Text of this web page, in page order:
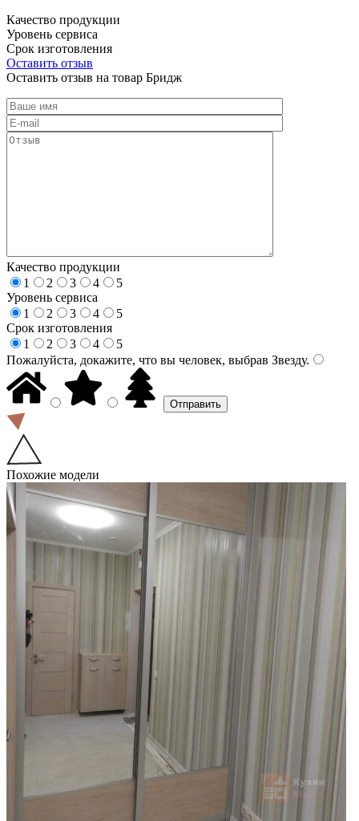
Качество продукции
Уровень сервиса
Срок изготовления
Оставить отзыв
Оставить отзыв на товар Бридж
Качество продукции
1
2 3 4
5
Уровень сервиса
1
2 3 4
5
Срок изготовления
1
2 3 4
5
Пожалуйста, докажите, что вы человек, выбрав Звезду.
Похожие модели